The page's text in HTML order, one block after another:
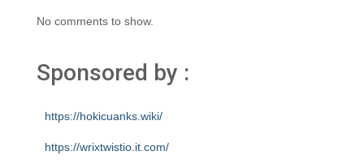
No comments to show.
Sponsored by :
https://hokicuanks.wiki/
https://wrixtwistio.it.com/